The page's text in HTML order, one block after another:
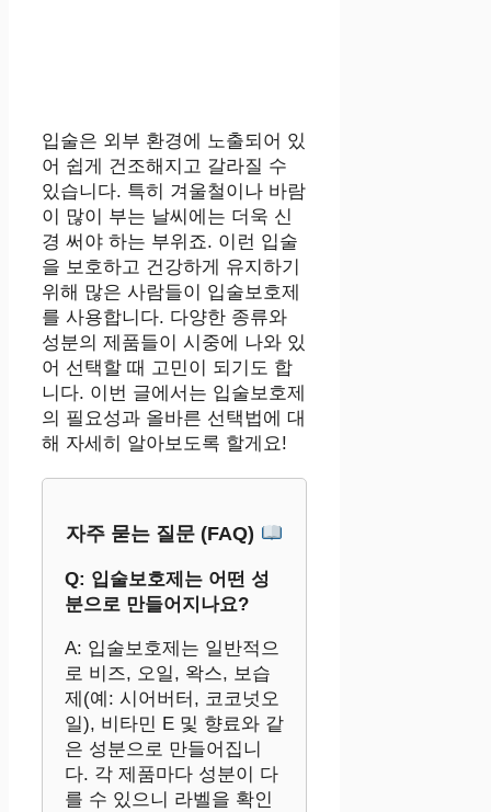
입술은 외부 환경에 노출되어 있
어 쉽게 건조해지고 갈라질 수
있습니다. 특히 겨울철이나 바람
이 많이 부는 날씨에는 더욱 신
경 써야 하는 부위죠. 이런 입술
을 보호하고 건강하게 유지하기
위해 많은 사람들이 입술보호제
를 사용합니다. 다양한 종류와
성분의 제품들이 시중에 나와 있
어 선택할 때 고민이 되기도 합
니다. 이번 글에서는 입술보호제
의 필요성과 올바른 선택법에 대
해 자세히 알아보도록 할게요!
자주 묻는 질문 (FAQ)
Q: 입술보호제는 어떤 성
분으로 만들어지나요?
A: 입술보호제는 일반적으
로 비즈, 오일, 왁스, 보습
제(예: 시어버터, 코코넛오
일), 비타민 E 및 향료와 같
은 성분으로 만들어집니
다. 각 제품마다 성분이 다
를 수 있으니 라벨을 확인